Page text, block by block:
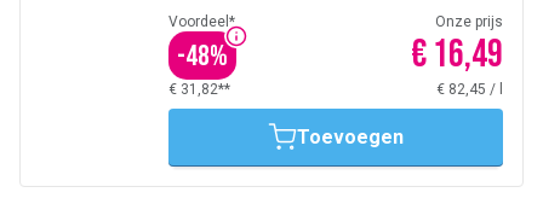
Voordeel*
-48%
Onze prijs
€ 16,49
€ 31,82** € 82,45 /
Toevoegen